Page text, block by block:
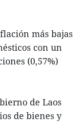
más bajas
con un
(0,57%)
de Laos
de bienes y